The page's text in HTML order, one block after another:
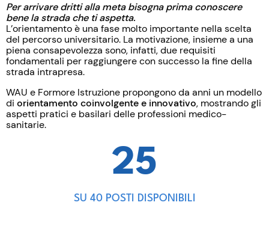
Per arrivare dritti alla meta bisogna prima conoscere
bene la strada che ti aspetta.
L’orientamento è una fase molto importante nella scelta
del percorso universitario. La motivazione, insieme a una
piena consapevolezza sono, infatti, due requisiti
fondamentali per raggiungere con successo la fine della
strada intrapresa.
WAU e Formore Istruzione propongono da anni un modello
di orientamento coinvolgente e innovativo, mostrando gli
aspetti pratici e basilari delle professioni medico-
sanitarie.
SU 40 POSTI DISPONIBILI
25